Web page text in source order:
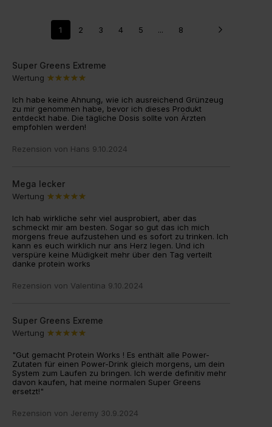
1 2 3 4 5 ... 8
Super Greens Extreme
Wertung
Ich habe keine Ahnung, wie ich ausreichend Grünzeug
zu mir genommen habe, bevor ich dieses Produkt
entdeckt habe. Die tägliche Dosis sollte von Ärzten
empfohlen werden!
Rezension von Hans 9.10.2024
Mega lecker
Wertung
Ich hab wirkliche sehr viel ausprobiert, aber das
schmeckt mir am besten. Sogar so gut das ich mich
morgens freue aufzustehen und es sofort zu trinken. Ich
kann es euch wirklich nur ans Herz legen. Und ich
verspüre keine Müdigkeit mehr über den Tag verteilt
danke protein works
Rezension von Valentina 9.10.2024
Super Greens Exreme
Wertung
"Gut gemacht Protein Works ! Es enthält alle Power-
Zutaten für einen Power-Drink gleich morgens, um dein
System zum Laufen zu bringen. Ich werde definitiv mehr
davon kaufen, hat meine normalen Super Greens
ersetzt!"
Rezension von Jeremy 30.9.2024